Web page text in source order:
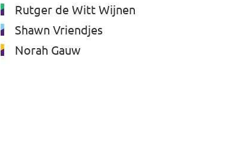
Rutger de Witt Wijnen
Shawn Vriendjes
Norah Gauw